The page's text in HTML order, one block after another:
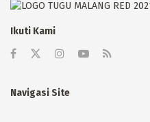
Ikuti Kami
Navigasi Site